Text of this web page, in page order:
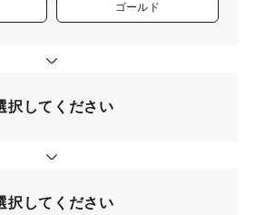
ゴールド
択してください
択してください